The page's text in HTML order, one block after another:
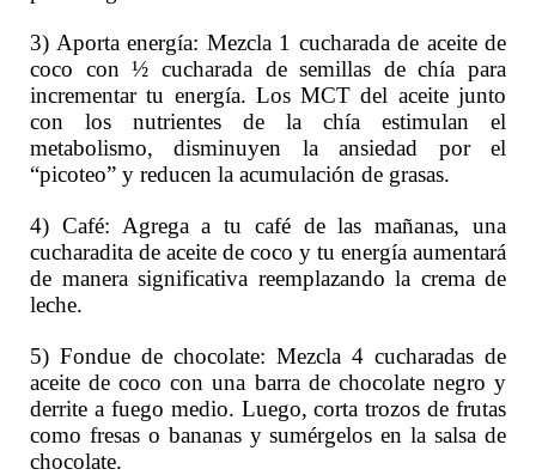
3) Aporta energía: Mezcla 1 cucharada de aceite de
coco con ½ cucharada de semillas de chía para
incrementar tu energía. Los MCT del aceite junto
con los nutrientes de la chía estimulan el
metabolismo, disminuyen la ansiedad por el
“picoteo” y reducen la acumulación de grasas.
4) Café: Agrega a tu café de las mañanas, una
cucharadita de aceite de coco y tu energía aumentará
de manera significativa reemplazando la crema de
leche.
5) Fondue de chocolate: Mezcla 4 cucharadas de
aceite de coco con una barra de chocolate negro y
derrite a fuego medio. Luego, corta trozos de frutas
como fresas o bananas y sumérgelos en la salsa de
chocolate.